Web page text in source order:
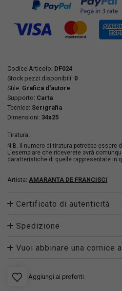
Codice Articolo: DF024
Stock pezzi disponibili: 0
Stile: Grafica d'autore
Supporto: Carta
Tecnica: Serigrafia
Dimensioni: 34x25
Tiratura:
N.B. Il numero di tiratura potrebbe essere
L'esemplare che riceverete avrà
caratteristiche di quelle rappresentate in
Artista: AMARANTA DE FRANCISCI
Certificato di autenticità
Spedizione
Vuoi abbinare una cornice
Aggiungi ai preferiti